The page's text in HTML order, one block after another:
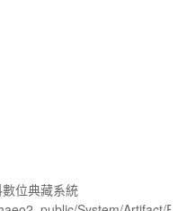
位典藏系統